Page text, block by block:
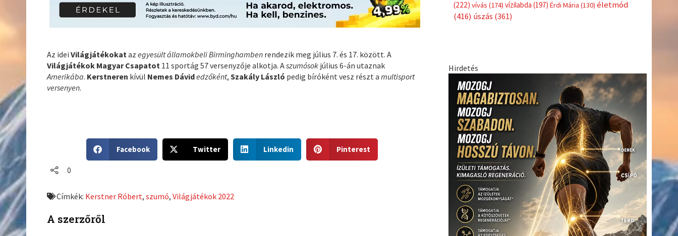
Az ideiVilágjátékokatazegyesült államokbeli Birminghamben rendezik meg július 7. és 17. között. A
Világjátékok Magyar Csapatot 11 sportág 57 versenyzője alkotja. Aszumósok július 6-án utaznak
Amerikába. Kerstneren kívül Nemes Dávidedzőként,Szakály László pedig bíróként vesz részt amultisport
versenyen.
h
o
f
Facebook
h
o
Twitter
h
Linkedin
h
Pinterest
0
Címkék: Kerstner Róbert,szumó,Világjátékok 2022
A szerzőről
Címkék
asztalitenisz(130) autosport(123)Babos
Tímea(240)Bajnokok Ligája (168)Birkózás(143)Bécs(214)
egészség(530) Európabajnokság(173)ferrari(139)
forma 1(1165) (760)futás(305)
Hosszú
Katinka(186)hungaroring (181)Jégkorong(148)
kajakkenu
(138)karate(168)kickbox(204) kosárlabda(166)kézilabda
(448)Lewis Hamilton(168)magyar labdarúgóválogatott(148)
Mercedes(244)motorsport(153)Opel Dakar Team(132)Rali
Világbajnokság(122)Rendezvény(142)rio 2016(373)sport
(438)Sportime Magazin (128)szabadidősport (316)Szalay
Balázs
(126)tenisz(416)táplálkozás(155)utazás(126)
Video (247)világbajnokság(162) Világkupa(129)vitorlázás
(222)
vívás(174)vízilabda(197) Érdi Mária(130)életmód